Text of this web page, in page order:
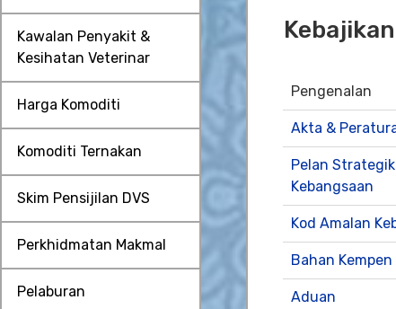
Kawalan Penyakit &
Kesihatan Veterinar
Harga Komoditi
Komoditi Ternakan
Skim Pensijilan DVS
Perkhidmatan Makmal
Pelaburan
Pengenalan
Akta &
Pelan
Kebangsaan
Kod Amalan
Bahan
Aduan